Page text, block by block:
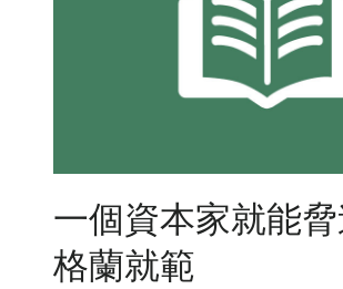
一個資本家就能
格蘭就範